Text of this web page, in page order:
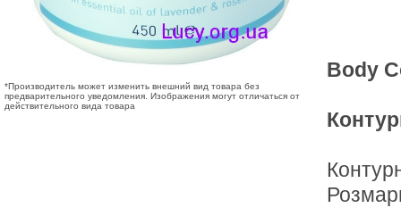
*Производитель может изменить внешний вид товара без
предварительного уведомления. Изображения могут отличаться от
действительного вида товара
Body